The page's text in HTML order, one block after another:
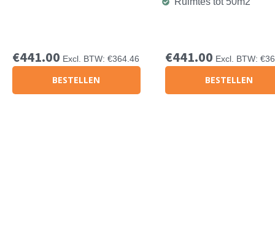
€441.00 Excl. BTW: €364.46
BESTELLEN
€441.00 Excl. BTW: €
BESTELLEN